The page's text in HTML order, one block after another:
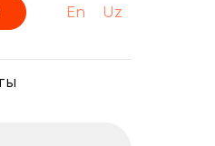
En Uz